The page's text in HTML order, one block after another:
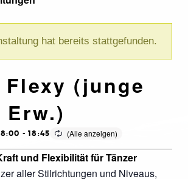
hat bereits stattgefunden.
Flexy (junge
Erw.)
-18:45
und Flexibilität für Tänzer
aller Stilrichtungen und Niveaus,